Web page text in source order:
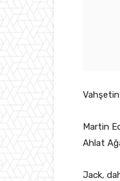
Vahşetin
Martin
Ahlat
Jack,